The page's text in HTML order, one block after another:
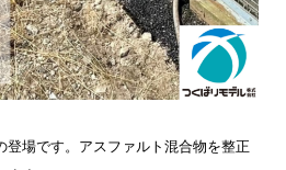
登場です。アスファルト混合物を整正